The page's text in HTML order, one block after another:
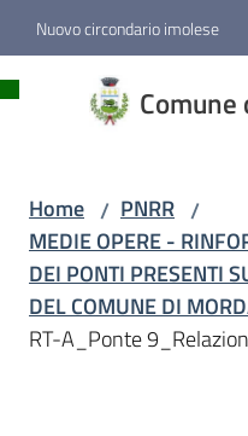
Vai al contenuto
Vai alla navigazione
Vai al footer
Nuovo circondario imolese
di
Amministrazione
Novità
Home / PNRR /
MEDIE OPERE -
DEI PONTI PRESENTI
DEL COMUNE DI
RT-A_Ponte